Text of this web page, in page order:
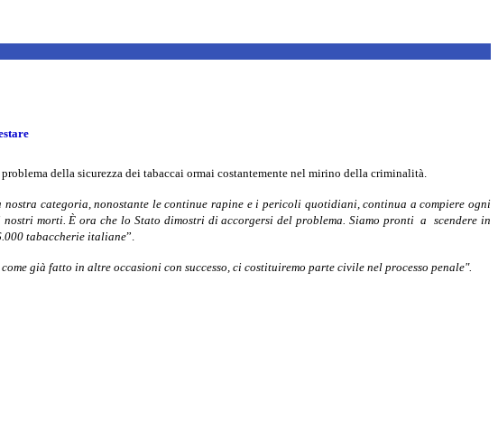
della sicurezza dei tabaccai ormai costantemente nel mirino della criminalità.
categoria, nonostante le continue rapine e i pericoli quotidiani, continua a compiere ogni
morti. È ora che lo Stato dimostri di accorgersi del problema. Siamo pronti a
scendere in
tabaccherie italiane”.
già fatto in altre occasioni con successo, ci costituiremo parte civile nel processo penale".